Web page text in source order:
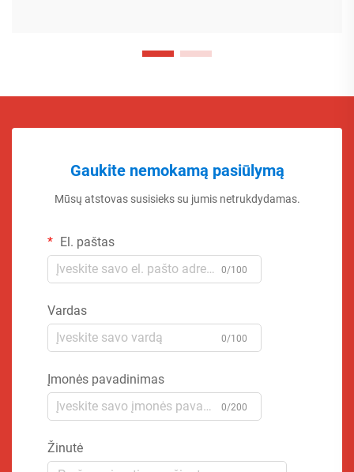
Gaukite nemokamą pasiūlymą
Mūsų atstovas susisieks su jumis netrukdydamas.
El. paštas
0/100
Vardas
0/100
Įmonės pavadinimas
0/200
Žinutė